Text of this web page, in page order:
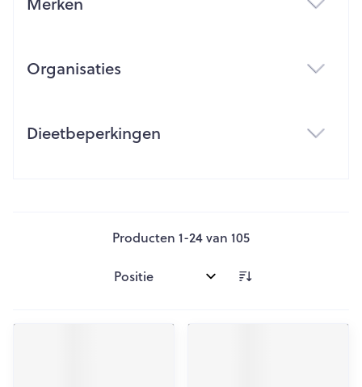
Organisaties
Dieetbeperkingen
Producten 1-24van 105
Sorteer op: